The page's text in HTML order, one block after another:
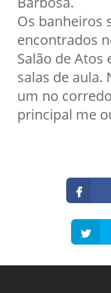
Os banheiros
encontrados
Salão de Atos
salas de aula.
um no
principal me